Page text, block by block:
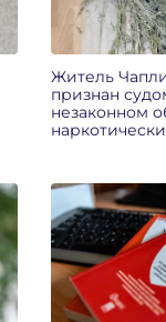
Житель
признан
незаконном